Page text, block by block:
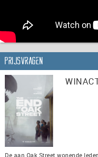
Prijsvragen
De aan Oak Street wonende